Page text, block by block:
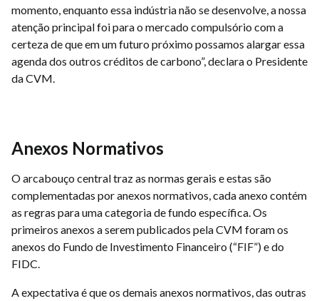
momento, enquanto essa indústria não se desenvolve, a nossa
atenção principal foi para o mercado compulsório com a
certeza de que em um futuro próximo possamos alargar essa
agenda dos outros créditos de carbono”, declara o Presidente
da CVM.
Anexos Normativos
O arcabouço central traz as normas gerais e estas são
complementadas por anexos normativos, cada anexo contém
as regras para uma categoria de fundo específica. Os
primeiros anexos a serem publicados pela CVM foram os
anexos do Fundo de Investimento Financeiro (“FIF”) e do
FIDC.
A expectativa é que os demais anexos normativos, das outras